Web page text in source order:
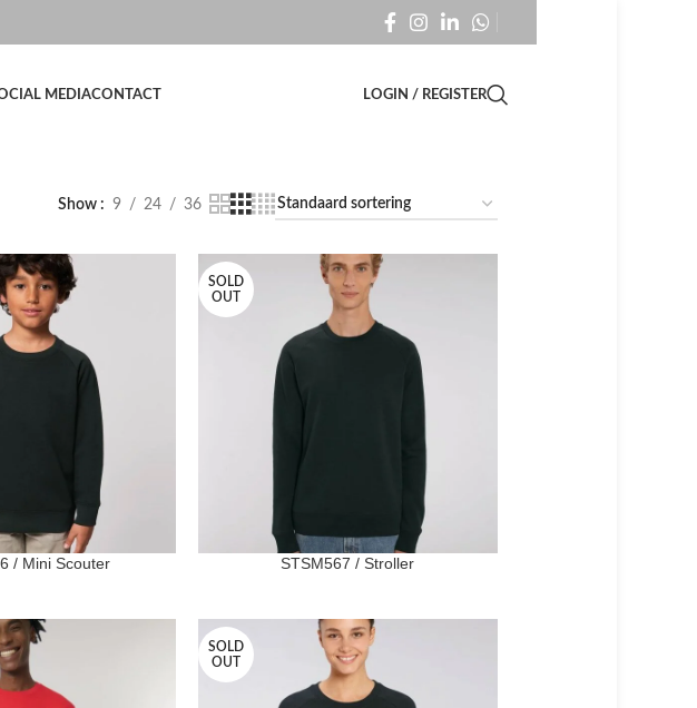
MEDIACONTACT LOGIN / REGISTER
Show 9 24 36
/ Mini Scouter
SOLD
OUT
STSM567 / Stroller
SOLD
OUT